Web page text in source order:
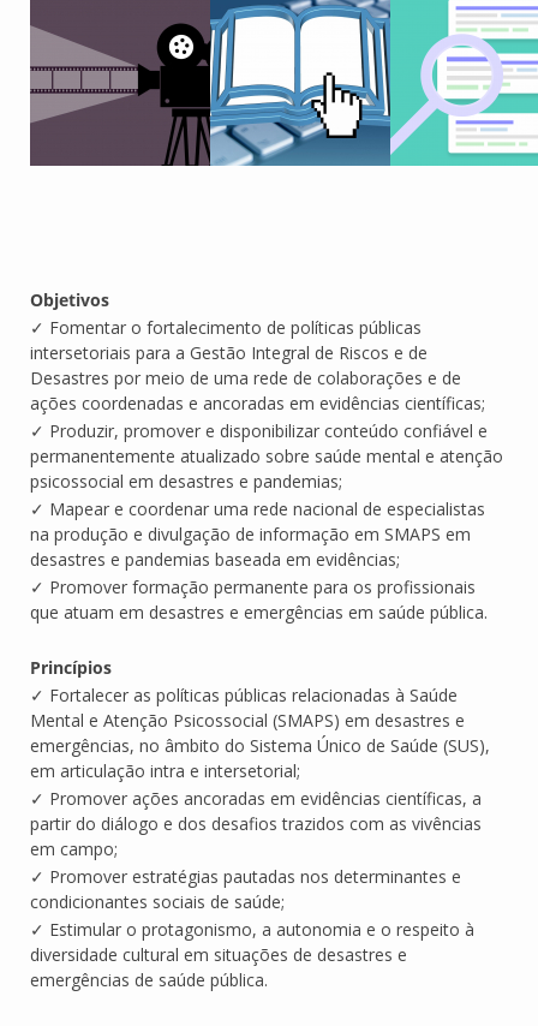
Objetivos
✓ Fomentar o fortalecimento de políticas públicas
intersetoriais para a Gestão Integral de Riscos e de
Desastres por meio de uma rede de colaborações e de
ações coordenadas e ancoradas em evidências científicas;
✓ Produzir, promover e disponibilizar conteúdo confiável e
permanentemente atualizado sobre saúde mental e atenção
psicossocial em desastres e pandemias;
✓ Mapear e coordenar uma rede nacional de especialistas
na produção e divulgação de informação em SMAPS em
desastres e pandemias baseada em evidências;
✓ Promover formação permanente para os profissionais
que atuam em desastres e emergências em saúde pública.
Princípios
✓ Fortalecer as políticas públicas relacionadas à Saúde
Mental e Atenção Psicossocial (SMAPS) em desastres e
emergências, no âmbito do Sistema Único de Saúde (SUS),
em articulação intra e intersetorial;
✓ Promover ações ancoradas em evidências científicas, a
partir do diálogo e dos desafios trazidos com as vivências
em campo;
✓ Promover estratégias pautadas nos determinantes e
condicionantes sociais de saúde;
✓ Estimular o protagonismo, a autonomia e o respeito à
diversidade cultural em situações de desastres e
emergências de saúde pública.